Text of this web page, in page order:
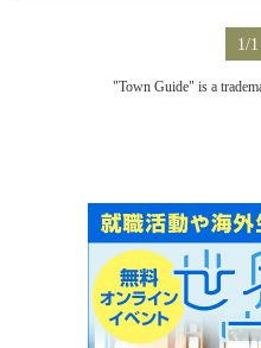
1/1
"Town Guide" is a